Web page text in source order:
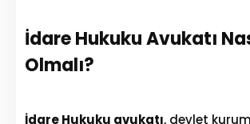
İdare Hukuku Avukatı
Olmalı?
İdare Hukuku avukatı, devlet